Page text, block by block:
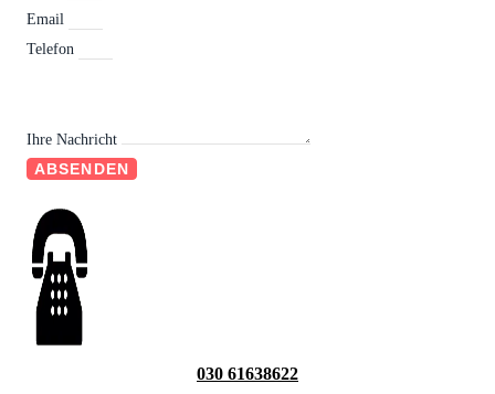
Email
Telefon
Ihre Nachricht
ABSENDEN
030 61638622